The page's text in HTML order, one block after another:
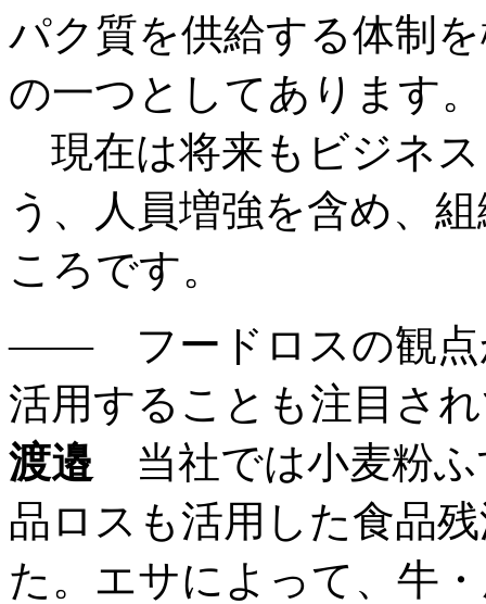
パク質を供給する体制
の一つとしてあります。
現在は将来もビジネ
う、人員増強を含め、
ころです。
―― フードロスの観点
活用することも注目さ
渡邉 当社では小麦粉ふ
品ロスも活用した食品
た。エサによって、牛